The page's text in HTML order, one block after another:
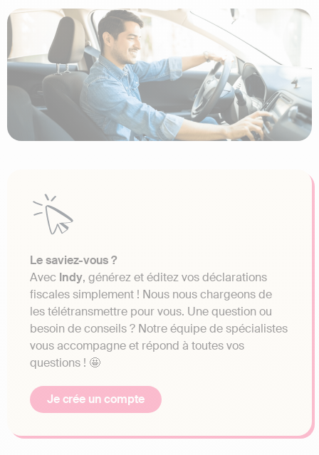
Le saviez-vous ?
Avec Indy, générez et éditez vos déclarations
fiscales simplement ! Nous nous chargeons de
les télétransmettre pour vous. Une question ou
besoin de conseils ? Notre équipe de spécialistes
vous accompagne et répond à toutes vos
questions ! 🤩
Je crée un compte